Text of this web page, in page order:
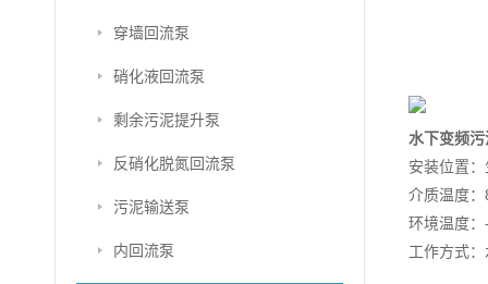
穿墙回流泵
硝化液回流泵
剩余污泥提升泵
反硝化脱氮回流泵
污泥输送泵
内回流泵
水下变频
安装位置
介质温度
环境温度
工作方式